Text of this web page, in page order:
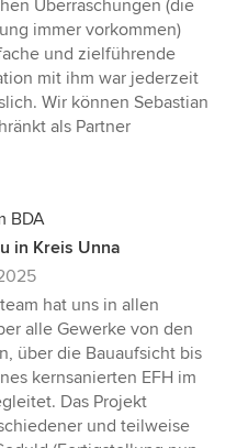
Überraschungen (die
immer vorkommen)
und zielführende
mit ihm war jederzeit
Wir können Sebastian
als Partner
BDA
in Kreis Unna
hat uns in allen
alle Gewerke von den
über die Bauaufsicht bis
kernsanierten EFH im
Das Projekt
und teilweise